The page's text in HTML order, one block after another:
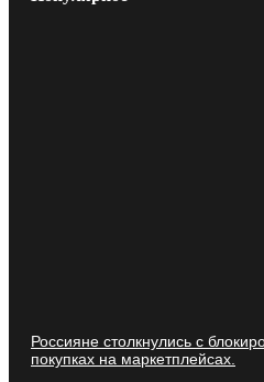
Россияне столкнулись с
покупках на маркетплейсах.